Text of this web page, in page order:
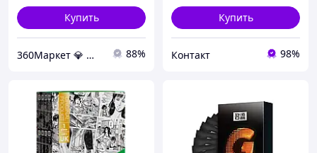
Купить
360Маркет 💎 — всё, что нужно под рукой ✅ 88%
Купить
Контакт 98%